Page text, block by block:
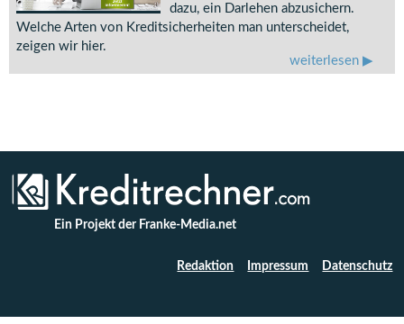
dazu, ein Darlehen abzusichern.
Welche Arten von Kreditsicherheiten man unterscheidet,
zeigen wir hier.
weiterlesen
Ein Projekt der Franke-Media.net
Redaktion Impressum Datenschutz